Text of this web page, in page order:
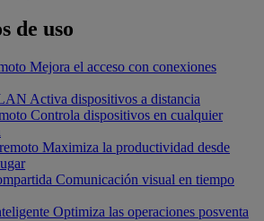
de uso
Mejora el acceso con conexiones
Activa dispositivos a distancia
Controla dispositivos en cualquier
Maximiza la productividad desde
Comunicación visual en tiempo
Optimiza las operaciones posventa